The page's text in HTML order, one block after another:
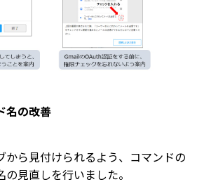
名の改善
から見付けられるよう、コマンドの
見直しを行いました。